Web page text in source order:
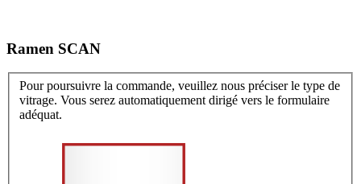
Ramen SCAN
Pour poursuivre la commande, veuillez nous préciser le type de
vitrage. Vous serez automatiquement dirigé vers le formulaire
adéquat.